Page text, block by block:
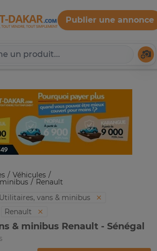
Expat-Dakar
Publier une annonce
Véhicules
Renault
Utilitaires, vans & minibus
Renault
& minibus Renault - Sénégal